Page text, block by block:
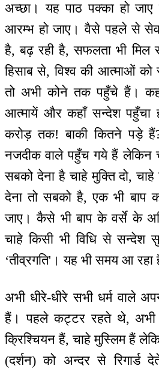
अच्छा। यह पाठ पक्का हो जाए
आरम्भ हो जाए। वैसे पहले से सेवा
है, बढ़ रही है, सफलता भी
हिसाब से, विश्व की आत्माओं
तो अभी कोने तक पहुँचे हैं।
आत्मायें और कहाँ सन्देश पहुँचा
करोड़ तक! बाकी कितने पड़े
नजदीक वाले पहुँच गये हैं लेकिन
सबको देना है चाहे मुक्ति दो,
देना तो सबको है, एक भी बाप
जाए। कैसे भी बाप के वर्से के
चाहे किसी भी विधि से सन्देश
‘तीव्रगति'। यह भी समय आ रहा
अभी धीरे-धीरे सभी धर्म वाले
हैं। पहले कट्टर रहते थे, अभी
क्रिश्चियन हैं, चाहे मुस्लिम हैं
(दर्शन) को अन्दर से रिगार्ड